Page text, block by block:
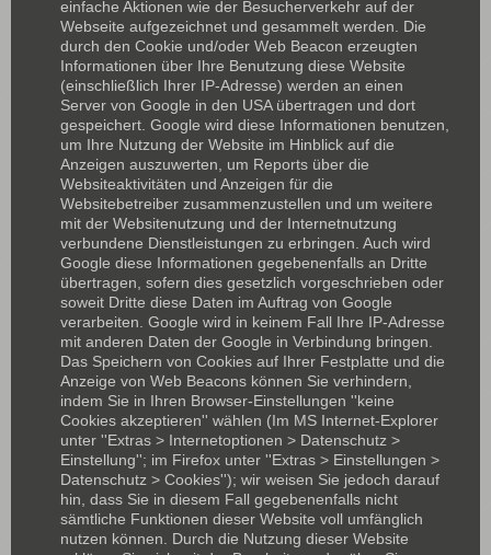
einfache Aktionen wie der Besucherverkehr auf der
Webseite aufgezeichnet und gesammelt werden. Die
durch den Cookie und/oder Web Beacon erzeugten
Informationen über Ihre Benutzung diese Website
(einschließlich Ihrer IP-Adresse) werden an einen
Server von Google in den USA übertragen und dort
gespeichert. Google wird diese Informationen benutzen,
um Ihre Nutzung der Website im Hinblick auf die
Anzeigen auszuwerten, um Reports über die
Websiteaktivitäten und Anzeigen für die
Websitebetreiber zusammenzustellen und um weitere
mit der Websitenutzung und der Internetnutzung
verbundene Dienstleistungen zu erbringen. Auch wird
Google diese Informationen gegebenenfalls an Dritte
übertragen, sofern dies gesetzlich vorgeschrieben oder
soweit Dritte diese Daten im Auftrag von Google
verarbeiten. Google wird in keinem Fall Ihre IP-Adresse
mit anderen Daten der Google in Verbindung bringen.
Das Speichern von Cookies auf Ihrer Festplatte und die
Anzeige von Web Beacons können Sie verhindern,
indem Sie in Ihren Browser-Einstellungen ''keine
Cookies akzeptieren'' wählen (Im MS Internet-Explorer
unter ''Extras > Internetoptionen > Datenschutz >
Einstellung''; im Firefox unter ''Extras > Einstellungen >
Datenschutz > Cookies''); wir weisen Sie jedoch darauf
hin, dass Sie in diesem Fall gegebenenfalls nicht
sämtliche Funktionen dieser Website voll umfänglich
nutzen können. Durch die Nutzung dieser Website